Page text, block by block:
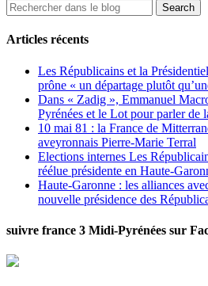
Articles récents
Les Républicains et la
prône « un départage plutôt
Dans « Zadig », Emmanuel
Pyrénées et le Lot pour parler de
10 mai 81 : la France de
aveyronnais Pierre-Marie Terral
Elections internes Les
réélue présidente en Haute-
Haute-Garonne : les alliances
nouvelle présidence des
suivre france 3 Midi-Pyrénées sur